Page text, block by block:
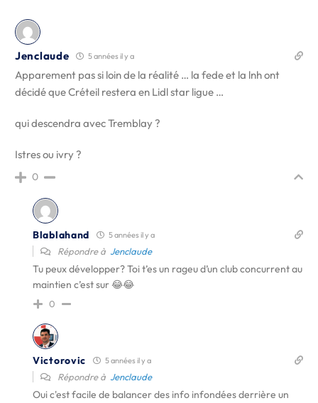
Jenclaude 5 années il y a
Apparement pas si loin de la réalité … la fede et la lnh ont
décidé que Créteil restera en Lidl star ligue …
qui descendra avec Tremblay ?
Istres ou ivry ?
0
Blablahand 5 années il y a
Répondre à Jenclaude
Tu peux développer? Toi t’es un rageu d’un club concurrent au
maintien c’est sur 😂😂
0
Victorovic 5 années il y a
Répondre à Jenclaude
Oui c'est facile de balancer des info infondées derrière un